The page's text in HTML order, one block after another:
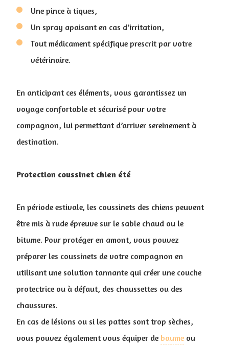
Une pince à tiques,
Un spray apaisant en cas d’irritation,
Tout médicament spécifique prescrit par votre
vétérinaire.
En anticipant ces éléments, vous garantissez un
voyage confortable et sécurisé pour votre
compagnon, lui permettant d’arriver sereinement à
destination.
Protection coussinet chien été
En période estivale, les coussinets des chiens peuvent
être mis à rude épreuve sur le sable chaud ou le
bitume. Pour protéger en amont, vous pouvez
préparer les coussinets de votre compagnon en
utilisant une solution tannante qui créer une couche
protectrice ou à défaut, des chaussettes ou des
chaussures.
En cas de lésions ou si les pattes sont trop sèches,
vous pouvez également vous équiper de baume ou